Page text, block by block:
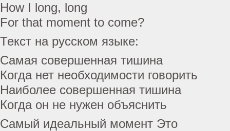
How I long, long
For that moment to come?
Текст на русском языке:
Самая совершенная тишина
Когда нет необходимости говорить
Наиболее совершенная тишина
Когда он не нужен объяснить
Самый идеальный момент Это